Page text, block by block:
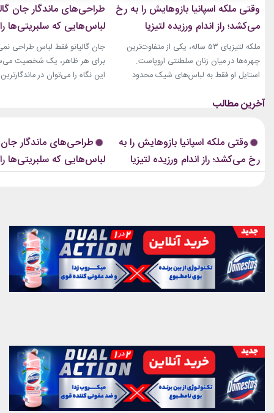
وقتی ملکه اسپانیا بازوهایش را به رخ
می‌کشد؛ راز اندام ورزیده لتیزیا
چیست؟
ملکه لتیزیای ۵۳ ساله، یکی از متفاوت‌ترین
چهره‌ها در میان زنان سلطنتی اروپاست.
استایل او فقط به لباس‌های شیک محدود
توجه قرار گرفته است. بازوهای عضلانی و
ویژگی‌های ظاهری‌اش تبدیل شده‌اند.
رسانه‌های مد نیز سال‌هاست...
طراحی‌های ماندگار جان
لباس‌هایی که سلبریتی‌ها
مد بردند
جان گالیانو فقط لباس طراحی
برای هر ظاهر، یک شخصیت
این نگاه را می‌توان در
بسیاری از طراحی‌های او،
مراسم...
وقتی ملکه اسپانیا بازوهایش را به
رخ می‌کشد؛ راز اندام ورزیده لتیزیا
چیست؟
طراحی‌های ماندگار جان
لباس‌هایی که سلبریتی‌ها
مد بردند